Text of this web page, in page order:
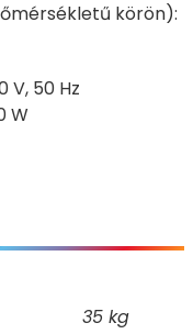
körön):
V, 50 Hz
W
35 kg